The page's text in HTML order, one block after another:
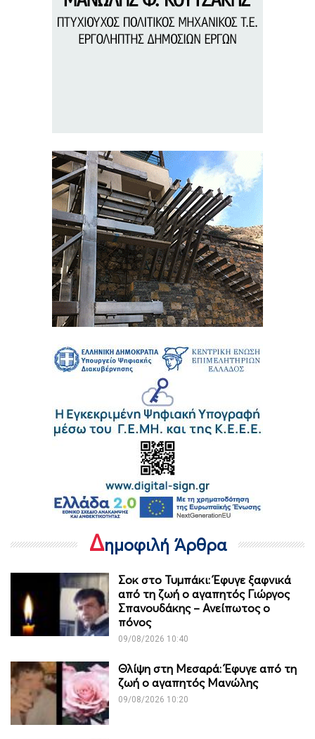
Δημοφιλή Άρθρα
Σοκ στο Τυμπάκι: Έφυγε ξαφνικά
από τη ζωή ο αγαπητός Γιώργος
Σπανουδάκης – Ανείπωτος ο
πόνος
09/08/2026 10:40
Θλίψη στη Μεσαρά: Έφυγε από τη
ζωή ο αγαπητός Μανώλης
09/08/2026 10:20